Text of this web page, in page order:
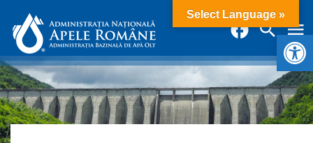
Select Language »